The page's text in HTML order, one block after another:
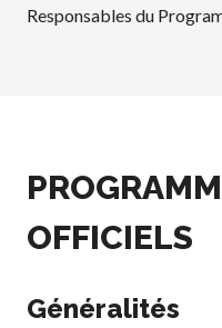
alignements
Conseil
d’administration
Assemblées
national de Pickleball
Ressources
Responsables du
OFFICIELS
Généralités